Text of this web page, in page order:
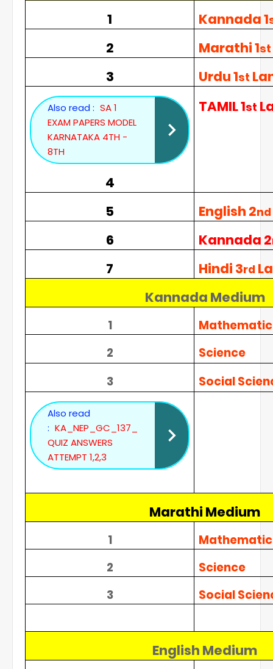
1
Kannada 1
2 Marathi 1st
3
Urdu 1st
Also read : SA 1
EXAM PAPERS MODEL
KARNATAKA 4TH -
8TH
4
TAMIL 1st
5 English 2nd
6
Kannada 2
7 Hindi 3rd
Kannada Medium
1
2
Science
3
Social
Also read
: KA_NEP_GC_137_
QUIZ ANSWERS
ATTEMPT 1,2,3
Marathi Medium
1
2
Science
3
Social
English Medium